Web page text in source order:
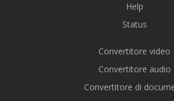
Help
Status
Convertitore video
Convertitore audio
Convertitore di